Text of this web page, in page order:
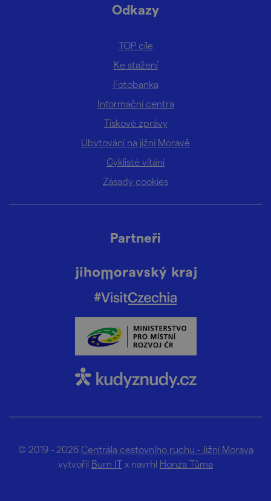
Odkazy
TOP cíle
Ke stažení
Fotobanka
Informační centra
Tiskové zprávy
Ubytování na jižní Moravě
Cyklisté vítáni
Zásady cookies
Partneři
© 2019 - 2026 Centrála cestovního ruchu - Jižní Morava
vytvořil Burn IT x navrhl Honza Tůma